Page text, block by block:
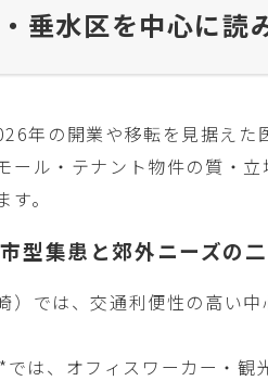
垂水区を中心に読
年の開業や移転を見据え
ール・テナント物件の質・
。
型集患と郊外ニーズの
）では、交通利便性の高い
は、オフィスワーカー・観